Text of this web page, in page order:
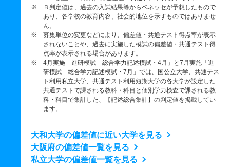
※ Ｂ判定値は、過去の入試結果等からベネッセが予想したもので
あり、各学校の教育内容、社会的地位を示すものではありませ
ん。
※ 募集単位の変更などにより、偏差値・共通テスト得点率が表示
されないことや、過去に実施した模試の偏差値・共通テスト得
点率が表示される場合があります。
※ 4月実施「進研模試 総合学力記述模試・4月」と7月実施「進
研模試 総合学力記述模試・7月」では、国公立大学、共通テス
ト利用私立大学、共通テスト利用短期大学の各大学が設定した
共通テストで課される教科・科目と個別学力検査で課される教
科・科目で集計した、【記述総合集計】の判定値を掲載してい
ます。
大和大学の偏差値に近い大学を見る
大阪府の偏差値一覧を見る
私立大学の偏差値一覧を見る